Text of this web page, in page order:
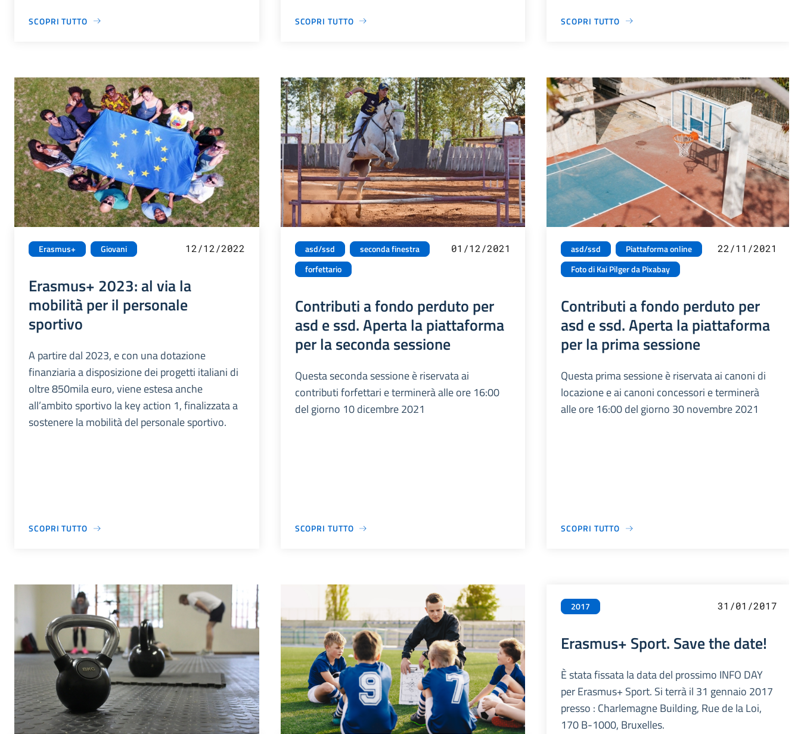
SCOPRI TUTTO SCOPRI TUTTO SCOPRI TUTTO
Erasmus+ Giovani 12/12/2022
Erasmus+ 2023: al via la
mobilità per il personale
sportivo
A partire dal 2023, e con una dotazione
finanziaria a disposizione dei progetti italiani di
oltre 850mila euro, viene estesa anche
all’ambito sportivo la key action 1, finalizzata a
sostenere la mobilità del personale sportivo.
SCOPRI TUTTO
asd/ssd
seconda finestra
forfettario
01/12/2021
Contributi a fondo perduto per
asd e ssd. Aperta la piattaforma
per la seconda sessione
Questa seconda sessione è riservata ai
contributi forfettari e terminerà alle ore 16:00
del giorno 10 dicembre 2021
SCOPRI TUTTO
asd/ssd
Piattaforma online
Foto di Kai Pilger da Pixabay
22/11/2021
Contributi a fondo perduto per
asd e ssd. Aperta la piattaforma
per la prima sessione
Questa prima sessione è riservata ai canoni di
locazione e ai canoni concessori e terminerà
alle ore 16:00 del giorno 30 novembre 2021
SCOPRI TUTTO
2017 31/01/2017
Erasmus+ Sport. Save the date!
È stata fissata la data del prossimo INFO DAY
per Erasmus+ Sport. Si terrà il 31 gennaio 2017
presso : Charlemagne Building, Rue de la Loi,
170 B-1000, Bruxelles.